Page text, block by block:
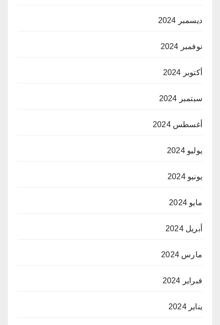
ديسمبر 2024
نوفمبر 2024
أكتوبر 2024
سبتمبر 2024
أغسطس 2024
يوليو 2024
يونيو 2024
مايو 2024
أبريل 2024
مارس 2024
فبراير 2024
يناير 2024